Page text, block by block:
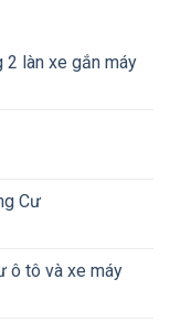
2 làn xe gắn máy
Cư
ô tô và xe máy